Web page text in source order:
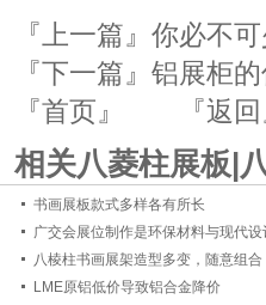
『上一篇』 你必不
『下一篇』 铝展柜
『首页』
『返
相关八菱柱展板|
书画展板款式多样各有所长
广交会展位制作是环保材料与现代
八棱柱书画展架造型多变，随意组合
LME原铝低价导致铝合金降价